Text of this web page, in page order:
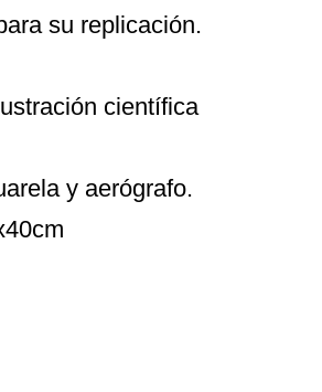
su replicación.
científica
y aerógrafo.